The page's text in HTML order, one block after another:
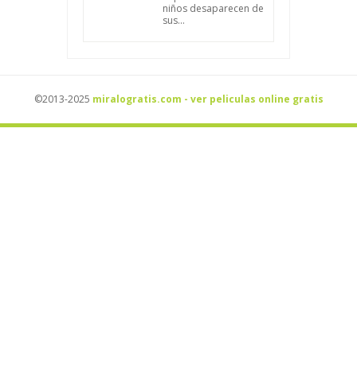
niños desaparecen de
sus...
©2013-2025 miralogratis.com - ver peliculas online gratis